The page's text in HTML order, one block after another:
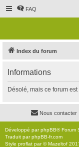
FAQ
Index du forum
Informations
Désolé, mais ce forum
Nous contacter
Développé parphpBB® Forum
Traduit parphpBB-fr.com
Style proflat par ©Mazeltof